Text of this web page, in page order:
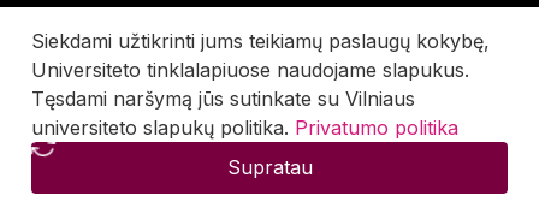
Siekdami užtikrinti jums teikiamų paslaugų kokybę,
Universiteto tinklalapiuose naudojame slapukus.
Tęsdami naršymą jūs sutinkate su Vilniaus
universiteto slapukų politika. Privatumo politika
Supratau